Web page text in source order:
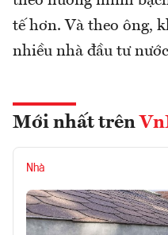
tế hơn. Và theo ông,
nhiều nhà đầu tư
Mới nhất trên
Nhà